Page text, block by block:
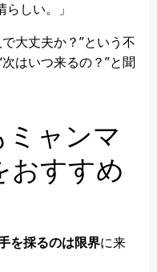
しい。」
大丈夫か？”という不
はいつ来るの？”と聞
ャンマ
おすすめ
を採るのは限界に来